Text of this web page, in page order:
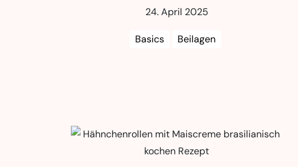
24. April 2025
Basics Beilagen